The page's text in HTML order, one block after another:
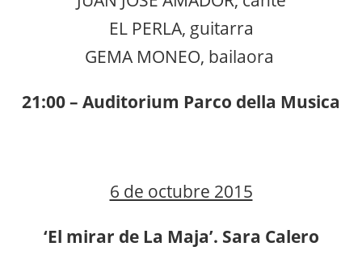
EL PERLA, guitarra
GEMA MONEO, bailaora
21:00 – Auditorium Parco della Musica
6 de octubre 2015
‘El mirar de La Maja’. Sara Calero